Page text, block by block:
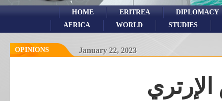
DIPLOMACY
ERITREA
HOME
STUDIES
WORLD
AFRICA
OPINIONS January 22, 2023